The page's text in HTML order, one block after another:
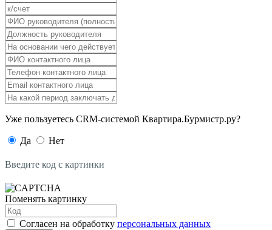
Уже пользуетесь CRM-системой Квартира.Бурмистр.ру?
Да Нет
Введите код с картинки
Поменять картинку
Согласен на обработку персональных данных